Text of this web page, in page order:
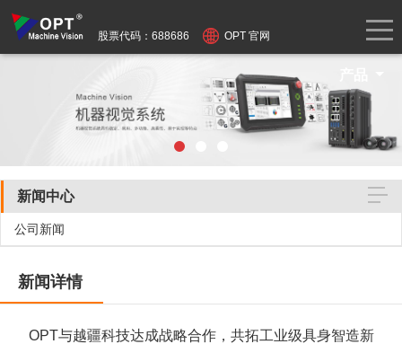
股票代码：688686 OPT 官网
新闻中心
公司新闻
新闻详情
OPT与越疆科技达成战略合作，共拓工业级具身智造新